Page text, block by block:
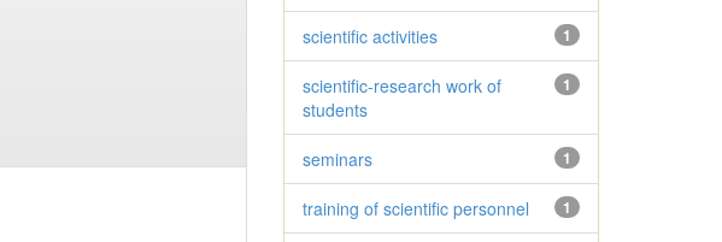
1
scientific activities
1
scientific-research work of
students
1
seminars
1
training of scientific personnel